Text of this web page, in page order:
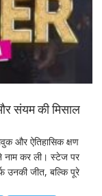
संयम की मिसाल
और ऐतिहासिक क्षण
नाम कर ली। स्टेज पर
उनकी जीत, बल्कि पूरे